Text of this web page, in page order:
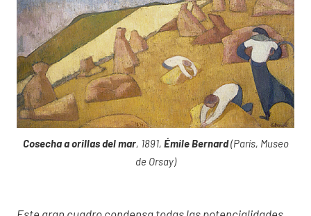
Cosecha a orillas del mar, 1891, Émile Bernard(París, Museo
de Orsay)